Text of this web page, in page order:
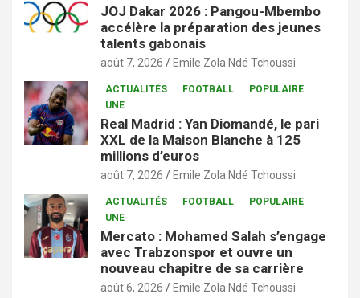
JOJ Dakar 2026 : Pangou-Mbembo
accélère la préparation des jeunes
talents gabonais
août 7, 2026 Emile Zola Ndé Tchoussi
ACTUALITÉS FOOTBALL
POPULAIRE
UNE
Real Madrid : Yan Diomandé, le pari
XXL de la Maison Blanche à 125
millions d’euros
août 7, 2026 Emile Zola Ndé Tchoussi
ACTUALITÉS FOOTBALL
POPULAIRE
UNE
Mercato : Mohamed Salah s’engage
avec Trabzonspor et ouvre un
nouveau chapitre de sa carrière
août 6, 2026 Emile Zola Ndé Tchoussi